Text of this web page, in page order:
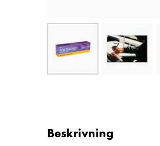
Beskrivning